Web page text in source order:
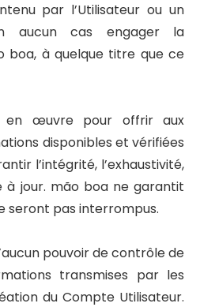
par l’Utilisateur ou un
aucun cas engager la
boa, à quelque titre que ce
œuvre pour offrir aux
disponibles et vérifiées
l’intégrité, l’exhaustivité,
à jour. mão boa ne garantit
seront pas interrompus.
pouvoir de contrôle de
transmises par les
du Compte Utilisateur.